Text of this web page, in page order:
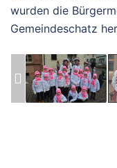
wurden die
Gemeindeschatz